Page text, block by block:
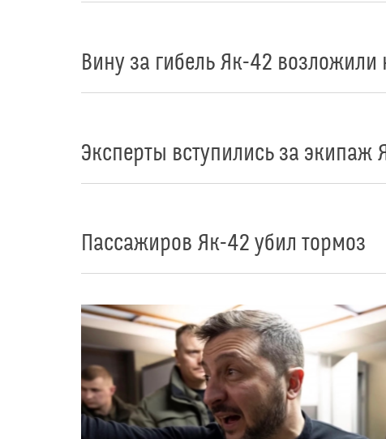
Вину за гибель Як-42
Эксперты вступились за экипаж
Пассажиров Як-42 убил тормоз